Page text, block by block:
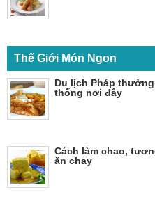
Thế Giới Món Ngon
Du lịch Pháp
thống nơi đây
Cách làm chao,
ăn chay